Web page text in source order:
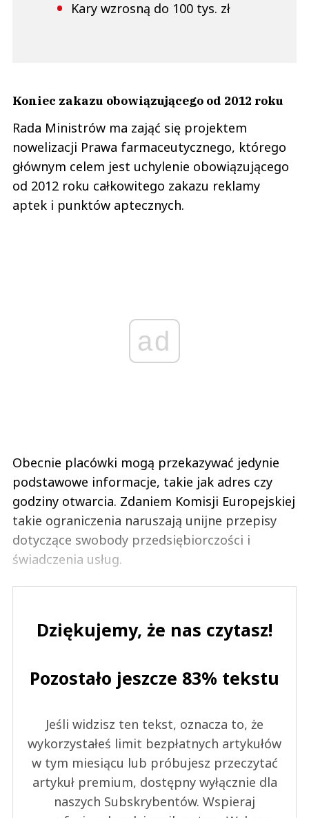
Kary wzrosną do 100 tys. zł
Koniec zakazu obowiązującego od 2012 roku
Rada Ministrów ma zająć się projektem
nowelizacji Prawa farmaceutycznego, którego
głównym celem jest uchylenie obowiązującego
od 2012 roku całkowitego zakazu reklamy
aptek i punktów aptecznych.
ad
Obecnie placówki mogą przekazywać jedynie
podstawowe informacje, takie jak adres czy
godziny otwarcia. Zdaniem Komisji Europejskiej
takie ograniczenia naruszają unijne przepisy
dotyczące swobody przedsiębiorczości i
świadczenia usług.
Dziękujemy, że nas czytasz!
Pozostało jeszcze 83% tekstu
Jeśli widzisz ten tekst, oznacza to, że
wykorzystałeś limit bezpłatnych artykułów
w tym miesiącu lub próbujesz przeczytać
artykuł premium, dostępny wyłącznie dla
naszych Subskrybentów. Wspieraj